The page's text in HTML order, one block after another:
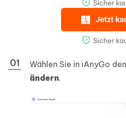
Wählen Sie in iAnyGo
ändern.